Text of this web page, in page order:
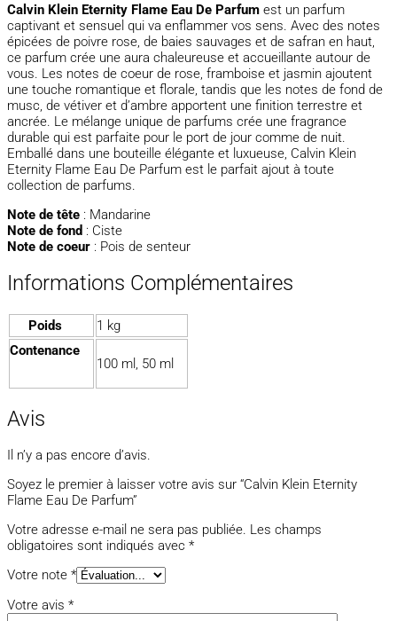
Calvin Klein Eternity Flame Eau De Parfum est un parfum
captivant et sensuel qui va enflammer vos sens. Avec des notes
épicées de poivre rose, de baies sauvages et de safran en haut,
ce parfum crée une aura chaleureuse et accueillante autour de
vous. Les notes de coeur de rose, framboise et jasmin ajoutent
une touche romantique et florale, tandis que les notes de fond de
musc, de vétiver et d’ambre apportent une finition terrestre et
ancrée. Le mélange unique de parfums crée une fragrance
durable qui est parfaite pour le port de jour comme de nuit.
Emballé dans une bouteille élégante et luxueuse, Calvin Klein
Eternity Flame Eau De Parfum est le parfait ajout à toute
collection de parfums.
Note de tête : Mandarine
Note de fond : Ciste
Note de coeur : Pois de senteur
Informations Complémentaires
Poids
1 kg
Contenance
100 ml, 50 ml
Avis
Il n’y a pas encore d’avis.
Soyez le premier à laisser votre avis sur “Calvin Klein Eternity
Flame Eau De Parfum”
Votre adresse e-mail ne sera pas publiée. Les champs
obligatoires sont indiqués avec *
Votre note *
Votre avis *